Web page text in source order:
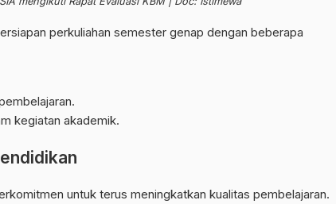
perkuliahan semester genap dengan beberapa
kegiatan akademik.
untuk terus meningkatkan kualitas pembelajaran.